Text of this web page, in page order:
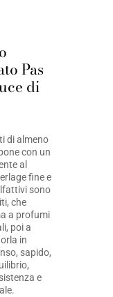
Pas
di
di almeno
con un
al
fine e
sono
che
a profumi
poi a
in
sapido,
e